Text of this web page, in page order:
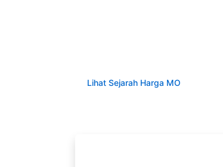
Lihat Sejarah Harga MO